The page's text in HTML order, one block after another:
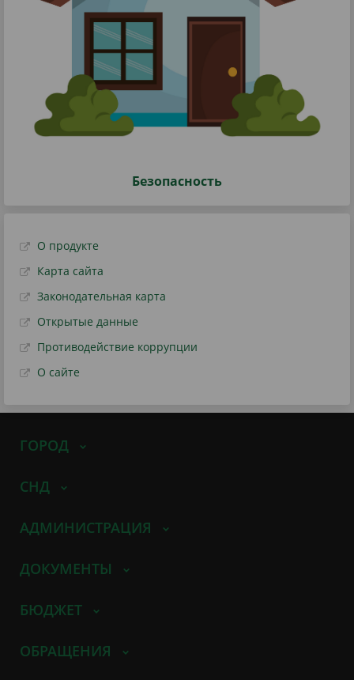
Безопасность
О продукте
Карта сайта
Законодательная карта
Открытые данные
Противодействие коррупции
О сайте
ГОРОД
СНД
АДМИНИСТРАЦИЯ
ДОКУМЕНТЫ
БЮДЖЕТ
ОБРАЩЕНИЯ